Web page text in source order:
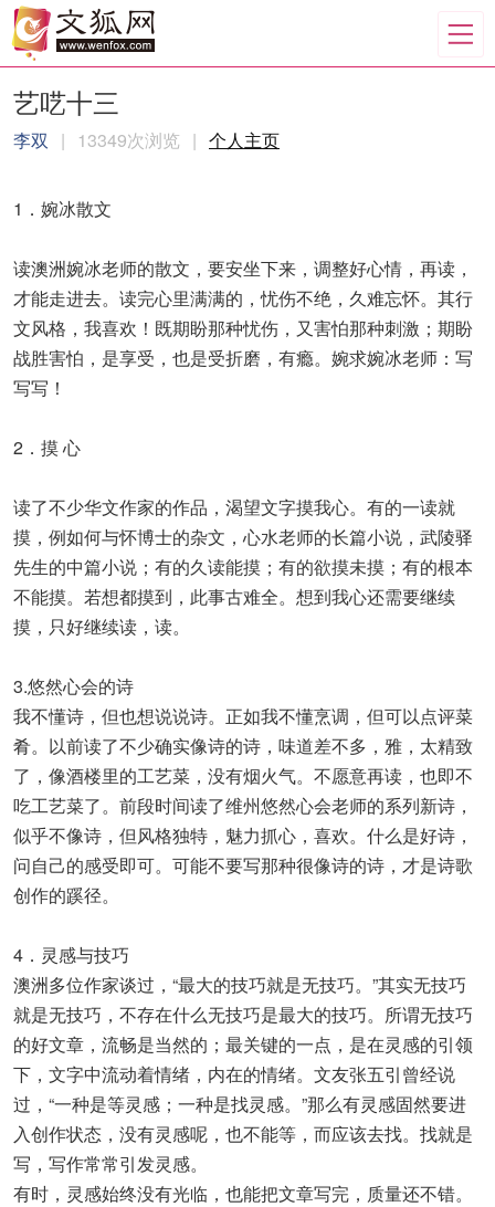
艺呓十三
李双 | 13349次浏览 | 个人主页
1．婉冰散文
读澳洲婉冰老师的散文，要安坐下来，调整好心情，再读，
才能走进去。读完心里满满的，忧伤不绝，久难忘怀。其行
文风格，我喜欢！既期盼那种忧伤，又害怕那种刺激；期盼
战胜害怕，是享受，也是受折磨，有瘾。婉求婉冰老师：写
写写！
2．摸 心
读了不少华文作家的作品，渴望文字摸我心。有的一读就
摸，例如何与怀博士的杂文，心水老师的长篇小说，武陵驿
先生的中篇小说；有的久读能摸；有的欲摸未摸；有的根本
不能摸。若想都摸到，此事古难全。想到我心还需要继续
摸，只好继续读，读。
3.悠然心会的诗
我不懂诗，但也想说说诗。正如我不懂烹调，但可以点评菜
肴。以前读了不少确实像诗的诗，味道差不多，雅，太精致
了，像酒楼里的工艺菜，没有烟火气。不愿意再读，也即不
吃工艺菜了。前段时间读了维州悠然心会老师的系列新诗，
似乎不像诗，但风格独特，魅力抓心，喜欢。什么是好诗，
问自己的感受即可。可能不要写那种很像诗的诗，才是诗歌
创作的蹊径。
4．灵感与技巧
澳洲多位作家谈过，“最大的技巧就是无技巧。”其实无技巧
就是无技巧，不存在什么无技巧是最大的技巧。所谓无技巧
的好文章，流畅是当然的；最关键的一点，是在灵感的引领
下，文字中流动着情绪，内在的情绪。文友张五引曾经说
过，“一种是等灵感；一种是找灵感。”那么有灵感固然要进
入创作状态，没有灵感呢，也不能等，而应该去找。找就是
写，写作常常引发灵感。
有时，灵感始终没有光临，也能把文章写完，质量还不错。